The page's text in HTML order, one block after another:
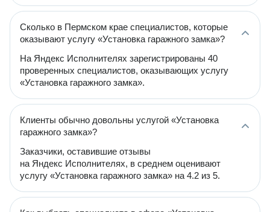
Сколько в Пермском крае специалистов, которые
оказывают услугу «Установка гаражного замка»?
На Яндекс Исполнителях зарегистрированы 40
проверенных специалистов, оказывающих услугу
«Установка гаражного замка».
Клиенты обычно довольны услугой «Установка
гаражного замка»?
Заказчики, оставившие отзывы
на Яндекс Исполнителях, в среднем оценивают
услугу «Установка гаражного замка» на 4.2 из 5.